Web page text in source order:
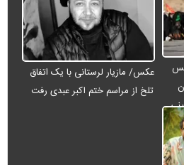
عکس/ مازیار لرستانی با یک اتفاق
تلخ از مراسم ختم اکبر عبدی رفت